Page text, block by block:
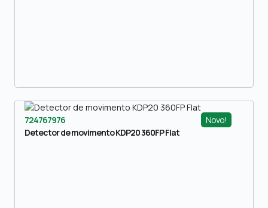
Novo!
724767976
Detector de movimento KDP20 360FP Flat